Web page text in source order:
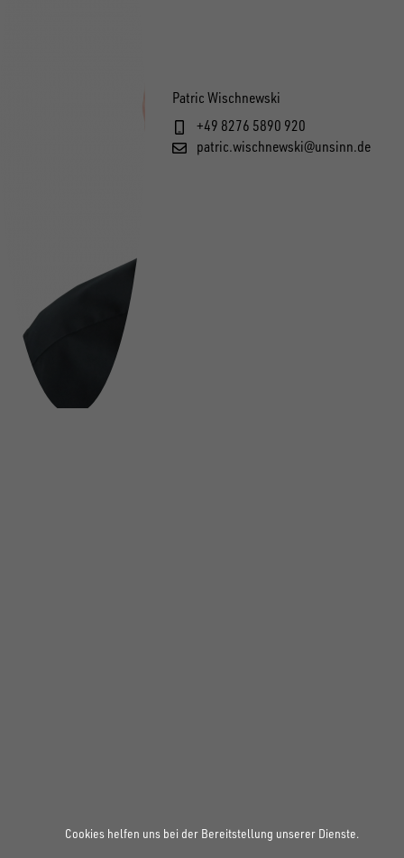
Patric Wischnewski
+49 8276 5890 920
patric.wischnewski@unsinn.de
Mo bis Do 07:30 - 12:00 Uhr
Cookies helfen uns bei der Bereitstellung unserer Dienste.